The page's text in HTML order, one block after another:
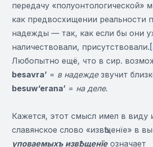
передачу «полуонтологической»
как предвосхищении реальности
надежды — так, как если бы они
наличествовали, присутствовали.
Любопытно ещё, что в сир.
besavra’ = в надеждезвучит
besuw‘erana’ = на деле.
Кажется, этот смысл имел в виду
славянское слово «извҌщенїе» в
уповаемыхъ извҌщенїеозначает